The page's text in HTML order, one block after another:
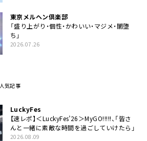
東京メルヘン倶楽部
「盛り上がり・個性・かわいい・マジメ・闇堕
ち」
2026.07.26
人気記事
LuckyFes
【速レポ】＜LuckyFes’26＞MyGO!!!!!、「皆さ
んと一緒に素敵な時間を過ごしていけたら」
2026.08.09